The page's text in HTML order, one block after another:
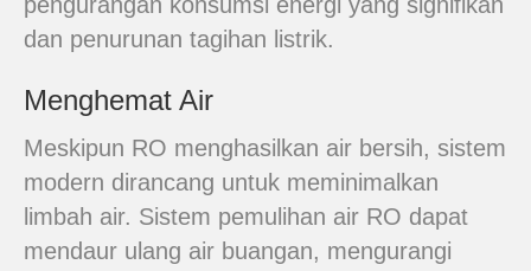
dan penurunan tagihan listrik.
Menghemat Air
Meskipun RO menghasilkan air bersih, sistem
modern dirancang untuk meminimalkan
limbah air. Sistem pemulihan air RO dapat
mendaur ulang air buangan, mengurangi